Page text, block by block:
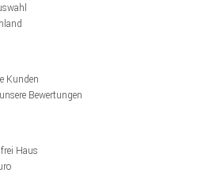
Kunden
Bewertungen
Haus